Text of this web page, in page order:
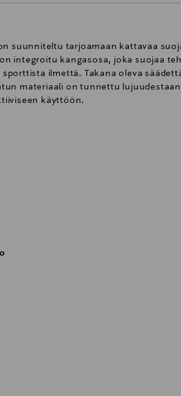
suunniteltu tarjoamaan kattavaa
integroitu kangasosa, joka suojaa
sporttista ilmettä. Takana oleva
materiaali on tunnettu
käyttöön.